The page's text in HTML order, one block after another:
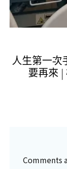
人生第一次
要再來
Comments